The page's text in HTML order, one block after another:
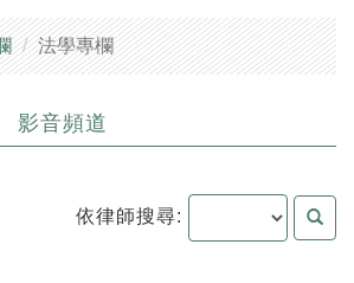
法學專欄
影音頻道
依律師搜尋: